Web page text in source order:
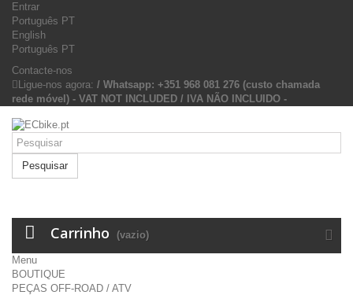
Entrar
Português PT
English
Português PT
Contacte-nos
Ligue-nos agora: / Whatsapp: +351 968 081 276 (custo chamada
rede móvel) - VAT NOT INCLUDED / IVA NÃO INCLUIDO -
Pesquisar
Carrinho (vazio)
Menu
BOUTIQUE
PEÇAS OFF-ROAD / ATV